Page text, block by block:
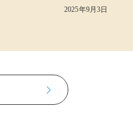
2025年9月3日